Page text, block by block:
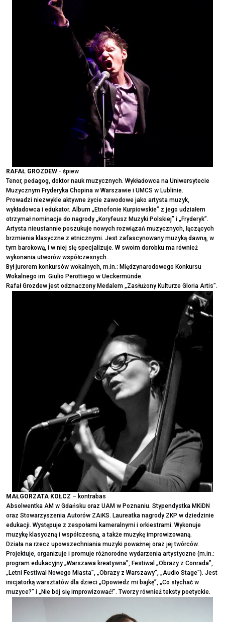
RAFAŁ GROZDEW - śpiew
Tenor, pedagog, doktor nauk muzycznych. Wykładowca na Uniwersytecie
Muzycznym Fryderyka Chopina w Warszawie i UMCS w Lublinie.
Prowadzi niezwykle aktywne życie zawodowe jako artysta muzyk,
wykładowca i edukator. Album „Etnofonie Kurpiowskie” z jego udziałem
otrzymał nominacje do nagrody „Koryfeusz Muzyki Polskiej” i „Fryderyk”.
Artysta nieustannie poszukuje nowych rozwiązań muzycznych, łączących
brzmienia klasyczne z etnicznymi. Jest zafascynowany muzyką dawną, w
tym barokową, i w niej się specjalizuje. W swoim dorobku ma również
wykonania utworów współczesnych.
Był jurorem konkursów wokalnych, m.in.: Międzynarodowego Konkursu
Wokalnego im. Giulio Perottiego w Ueckermünde.
Rafał Grozdew jest odznaczony Medalem „Zasłużony Kulturze Gloria Artis”.
MAŁGORZATA KOŁCZ – kontrabas
Absolwentka AM w Gdańsku oraz UAM w Poznaniu. Stypendystka MKiDN
oraz Stowarzyszenia Autorów ZAiKS. Laureatka nagrody ZKP w dziedzinie
edukacji. Występuje z zespołami kameralnymi i orkiestrami. Wykonuje
muzykę klasyczną i współczesną, a także muzykę improwizowaną.
Działa na rzecz upowszechniania muzyki poważnej oraz jej twórców.
Projektuje, organizuje i promuje różnorodne wydarzenia artystyczne (m.in.:
program edukacyjny „Warszawa kreatywna”, Festiwal „Obrazy z Conrada”,
„Letni Festiwal Nowego Miasta”, „Obrazy z Warszawy”, „Audio Stage”). Jest
inicjatorką warsztatów dla dzieci „Opowiedz mi bajkę”, „Co słychać w
muzyce?” i „Nie bój się improwizować!". Tworzy również teksty poetyckie.